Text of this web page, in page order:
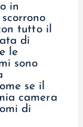
in
tutto il
di
le
sono
se il
camera
di